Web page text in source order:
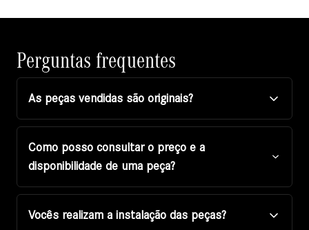
Perguntas frequentes
As peças vendidas são originais?
Como posso consultar o preço e a
disponibilidade de uma peça?
Vocês realizam a instalação das peças?